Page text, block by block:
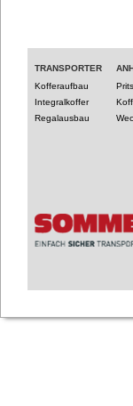
TRANSPORTER
Kofferaufbau
Integralkoffer
Regalausbau